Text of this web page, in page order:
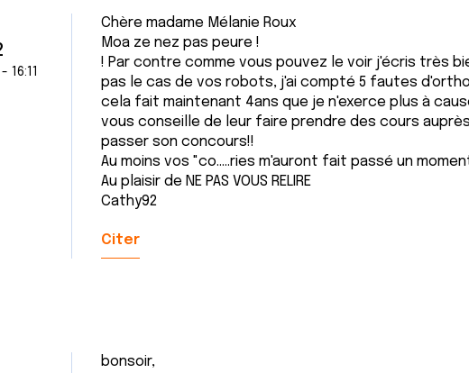
Chère madame Mélanie Roux
Moa ze nez pas peure !
! Par contre comme vous pouvez le voir j'écris très
pas le cas de vos robots, j'ai compté 5 fautes
cela fait maintenant 4ans que je n'exerce plus à
vous conseille de leur faire prendre des cours
passer son concours!!
Au moins vos "co.....ries m'auront fait passé un
Au plaisir de NE PAS VOUS RELIRE
Cathy92
Citer
bonsoir,